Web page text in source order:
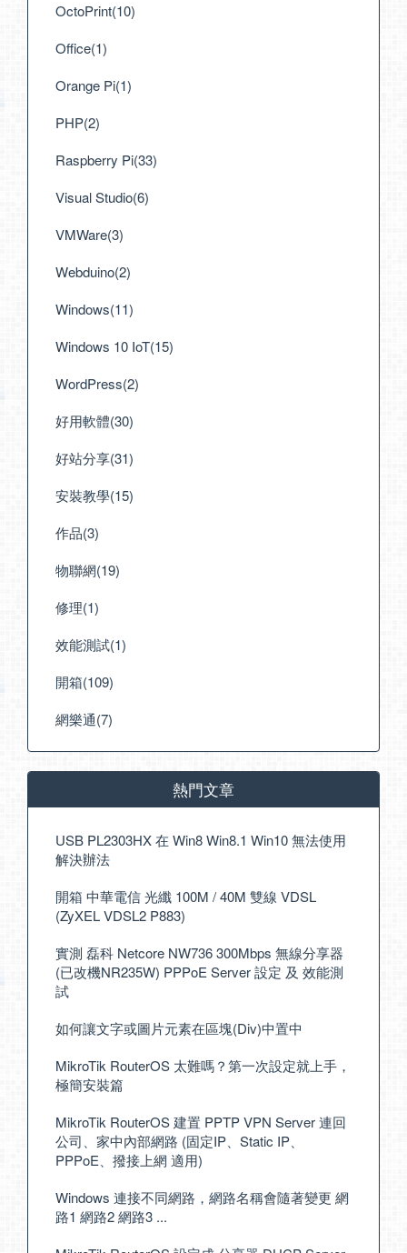
OctoPrint(10)
Office(1)
Orange Pi(1)
PHP(2)
Raspberry Pi(33)
Visual Studio(6)
VMWare(3)
Webduino(2)
Windows(11)
Windows 10 IoT(15)
WordPress(2)
好用軟體(30)
好站分享(31)
安裝教學(15)
作品(3)
物聯網(19)
修理(1)
效能測試(1)
開箱(109)
網樂通(7)
熱門文章
USB PL2303HX 在 Win8 Win8.1 Win10 無法使用
解決辦法
開箱 中華電信 光纖 100M / 40M 雙線 VDSL
(ZyXEL VDSL2 P883)
實測 磊科 Netcore NW736 300Mbps 無線分享器
(已改機NR235W) PPPoE Server 設定 及 效能測
試
如何讓文字或圖片元素在區塊(Div)中置中
MikroTik RouterOS 太難嗎？第一次設定就上手，
極簡安裝篇
MikroTik RouterOS 建置 PPTP VPN Server 連回
公司、家中內部網路 (固定IP、Static IP、
PPPoE、撥接上網 適用)
Windows 連接不同網路，網路名稱會隨著變更 網
路1 網路2 網路3 ...